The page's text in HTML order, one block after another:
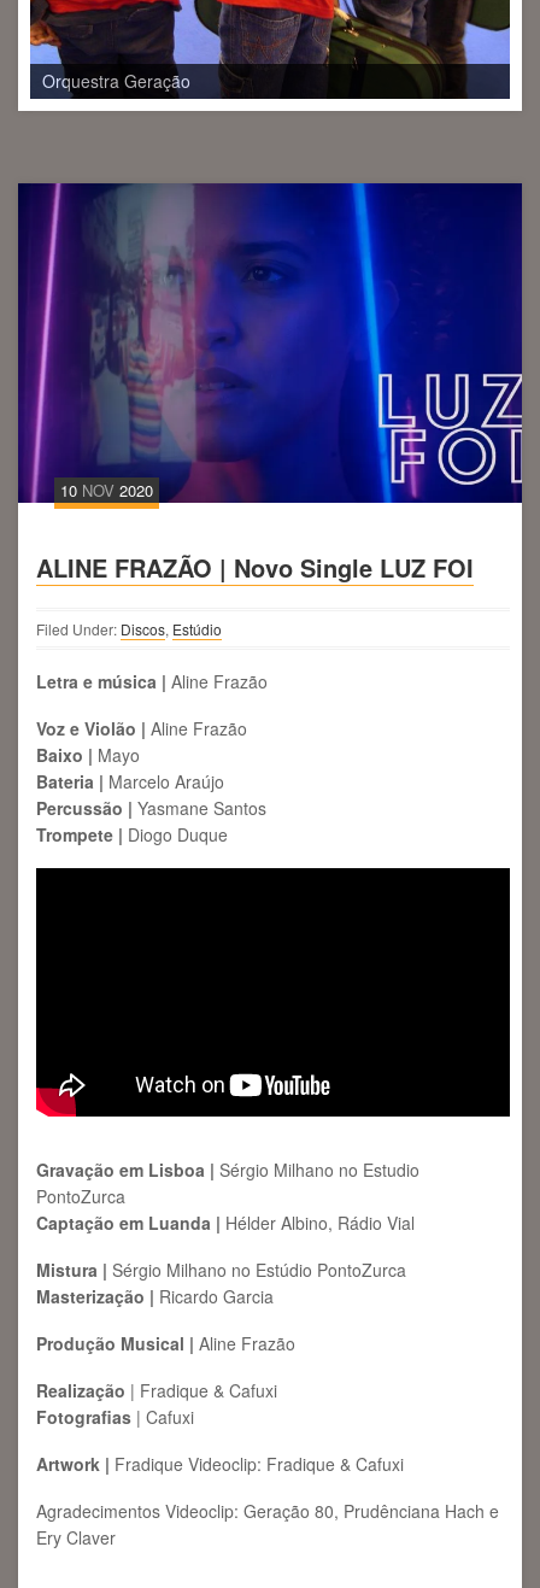
Maria do Mar
10 NOV 2020
ALINE FRAZÃO | Novo Single LUZ FOI
Filed Under: Discos, Estúdio
Letra e música | Aline Frazão
Voz e Violão | Aline Frazão
Baixo | Mayo
Bateria | Marcelo Araújo
Percussão | Yasmane Santos
Trompete | Diogo Duque
Gravação em Lisboa | Sérgio Milhano no Estudio
PontoZurca
Captação em Luanda | Hélder Albino, Rádio Vial
Mistura | Sérgio Milhano no Estúdio PontoZurca
Masterização | Ricardo Garcia
Produção Musical | Aline Frazão
Realização | Fradique & Cafuxi
Fotografias | Cafuxi
Artwork | Fradique Videoclip: Fradique & Cafuxi
Agradecimentos Videoclip: Geração 80, Prudênciana Hach e
Ery Claver